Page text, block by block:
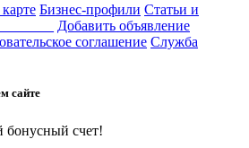
Бизнес-профили Статьи и
Добавить объявление
соглашение Служба
сайте
бонусный счет!